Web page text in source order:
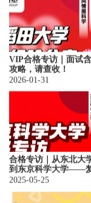
VIP合格专访｜面试
攻略，请查收！
2026-01-31
合格专访｜从东北大
到东京科学大学——
了！
2025-05-25